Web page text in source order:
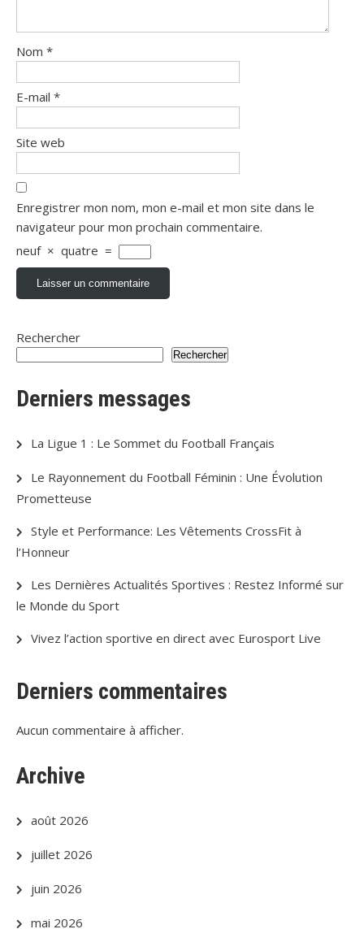
Nom *
E-mail *
Site web
Enregistrer mon nom, mon e-mail et mon site dans le
navigateur pour mon prochain commentaire.
neuf × quatre =
Rechercher
Rechercher
Derniers messages
La Ligue 1 : Le Sommet du Football Français
Le Rayonnement du Football Féminin : Une Évolution
Prometteuse
Style et Performance: Les Vêtements CrossFit à
l’Honneur
Les Dernières Actualités Sportives : Restez Informé sur
le Monde du Sport
Vivez l’action sportive en direct avec Eurosport Live
Derniers commentaires
Aucun commentaire à afficher.
Archive
août 2026
juillet 2026
juin 2026
mai 2026